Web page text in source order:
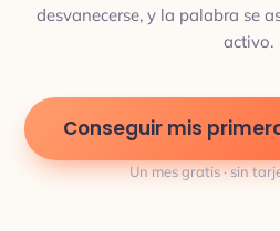
desvanecerse, y la palabra se
activo.
Conseguir mis
Un mes gratis · sin